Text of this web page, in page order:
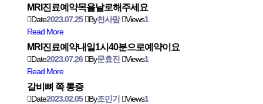
MRI진료예약목욜날로해주세요
Date2023.07.25 By천사맘 Views1
Read More
MRl진료예약내일1시40분으로예약이요
Date2023.07.26 By문효진 Views1
Read More
갈비뼈 쪽 통증
Date2023.02.05 By조민기 Views1